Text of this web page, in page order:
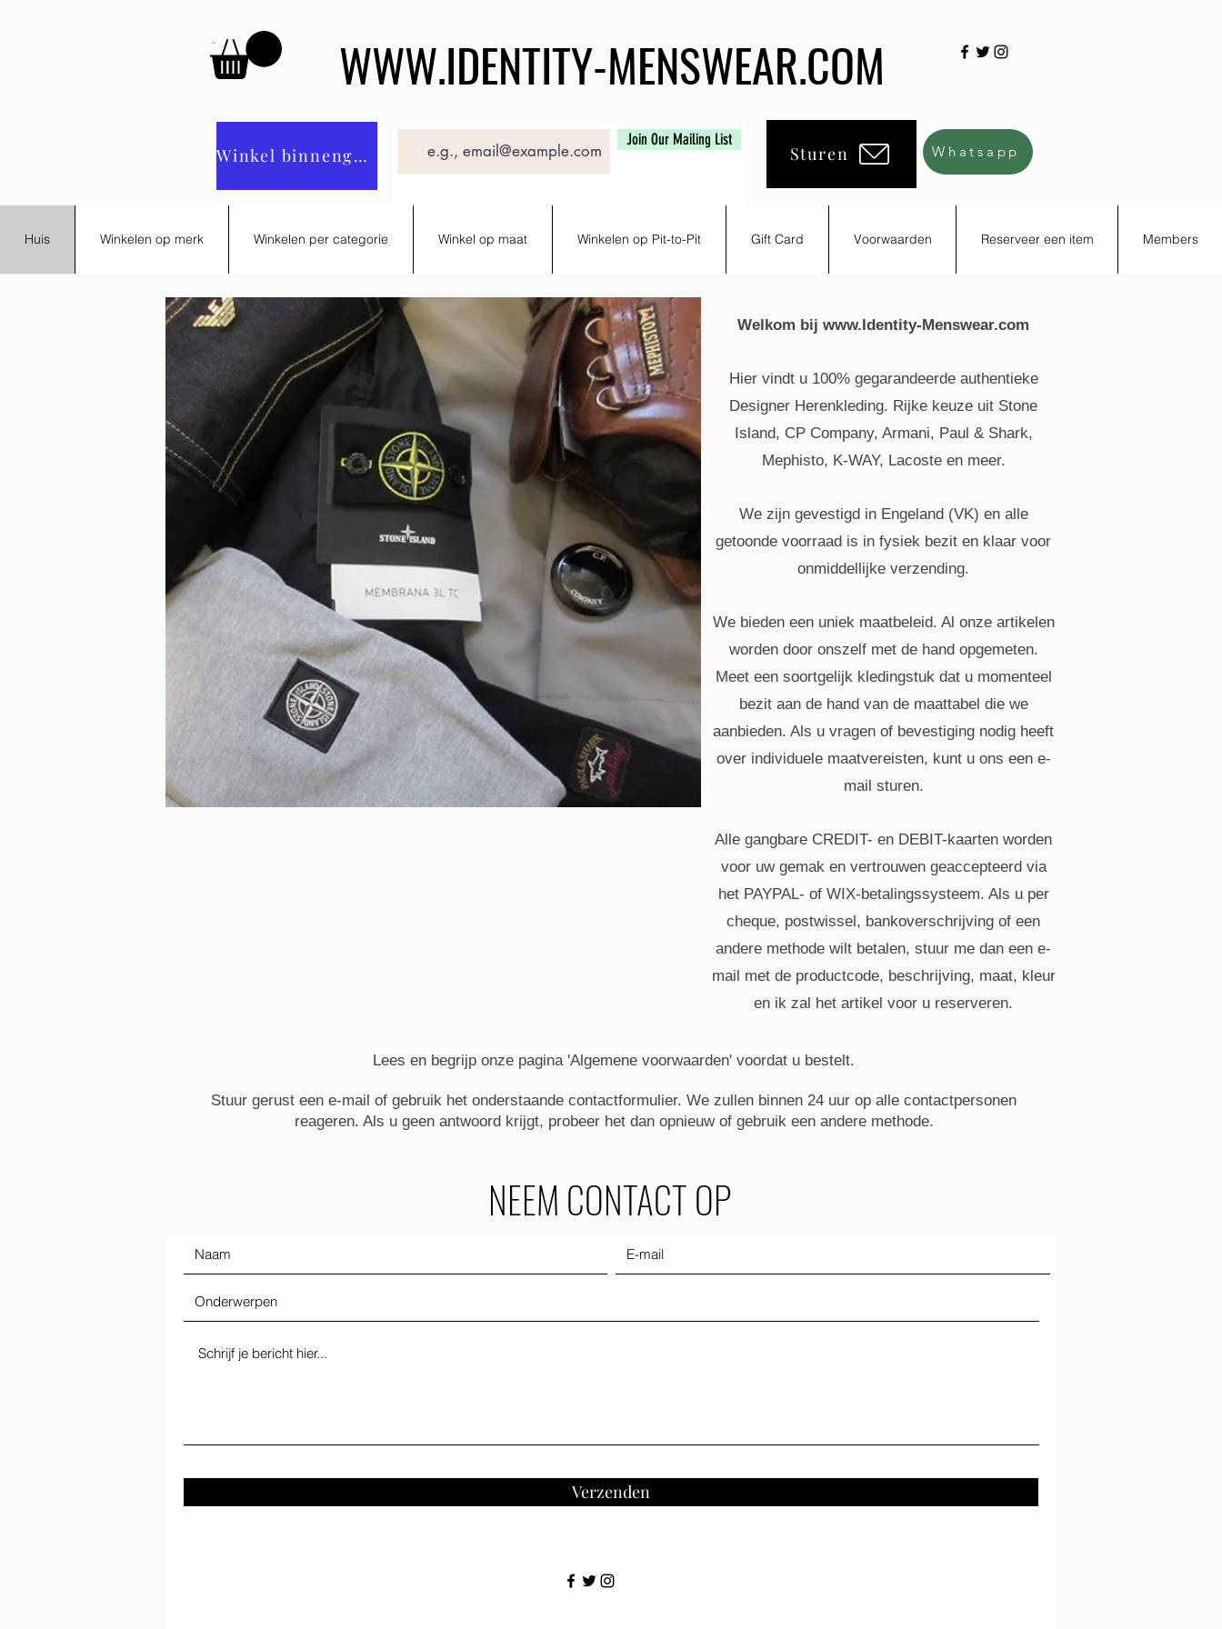
WWW.IDENTITY-MENSWEAR.COM
Winkel binnengaan
Join Our Mailing List
Sturen Whatsapp
Huis Winkelen op merk Winkelen per categorie Winkel op maat Winkelen op Pit-to-Pit Gift Card Voorwaarden Reserveer een item Members
Welkom bij www.Identity-Menswear.com
Hier vindt u 100% gegarandeerde authentieke
Designer Herenkleding. Rijke keuze uit Stone
Island, CP Company, Armani, Paul & Shark,
Mephisto, K-WAY, Lacoste en meer.
We zijn gevestigd in Engeland (VK) en alle
getoonde voorraad is in fysiek bezit en klaar voor
onmiddellijke verzending.
We bieden een uniek maatbeleid. Al onze artikelen
worden door onszelf met de hand opgemeten.
Meet een soortgelijk kledingstuk dat u momenteel
bezit aan de hand van de maattabel die we
aanbieden. Als u vragen of bevestiging nodig heeft
over individuele maatvereisten, kunt u ons een e-
mail sturen.
Alle gangbare CREDIT- en DEBIT-kaarten worden
voor uw gemak en vertrouwen geaccepteerd via
het PAYPAL- of WIX-betalingssysteem. Als u per
cheque, postwissel, bankoverschrijving of een
andere methode wilt betalen, stuur me dan een e-
mail met de productcode, beschrijving, maat, kleur
en ik zal het artikel voor u reserveren.
Lees en begrijp onze pagina 'Algemene voorwaarden' voordat u bestelt.
Stuur gerust een e-mail of gebruik het onderstaande contactformulier. We zullen binnen 24 uur op alle contactpersonen
reageren. Als u geen antwoord krijgt, probeer het dan opnieuw of gebruik een andere methode.
NEEM CONTACT OP
Verzenden